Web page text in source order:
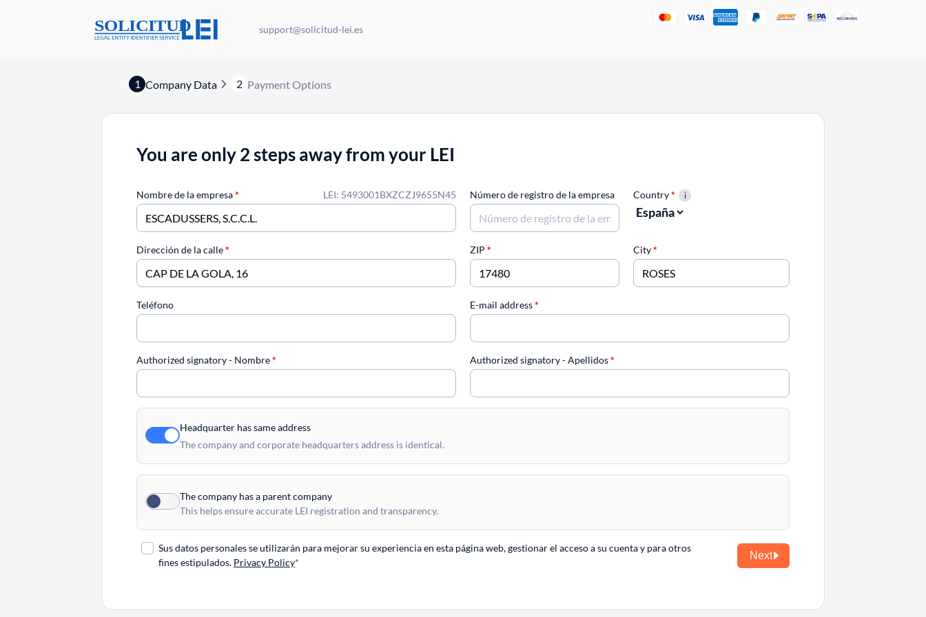
support@solicitud-lei.es
1 Company Data 2 Payment Options
You are only 2 steps away from your LEI
LEI: 5493001BXZCZJ9655N45
Nombre de la empresa* Número de registro de la empresa Country*
Dirección de la calle* ZIP * City*
Teléfono E-mail address*
Authorized signatory - Nombre* Authorized signatory - Apellidos*
Headquarter has same address
The company and corporate headquarters address is identical.
The company has a parent company
This helps ensure accurate LEI registration and transparency.
Sus datos personales se utilizarán para mejorar su experiencia en esta página web, gestionar el acceso a su cuenta y para otros
fines estipulados. Privacy Policy
Next